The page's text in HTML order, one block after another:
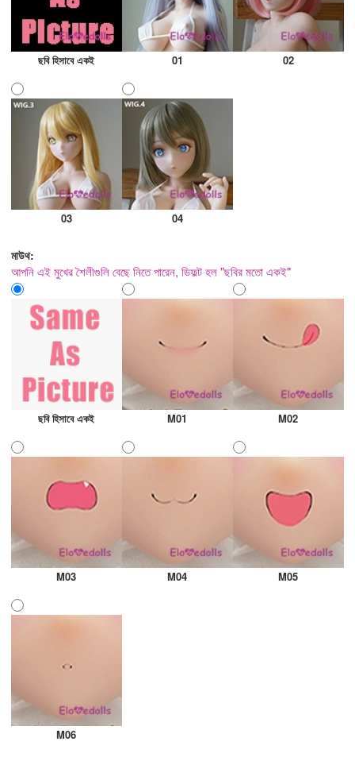
ছবি হিসাবে একই 01 02
03 04
মাউথ:
আপনি এই মুখের শৈলীগুলি বেছে নিতে পারেন, ডিফল্ট হল "ছবির মতো একই"
ছবি হিসাবে একই M01 M02
M03 M04 M05
M06